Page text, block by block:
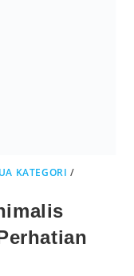
KATEGORI /